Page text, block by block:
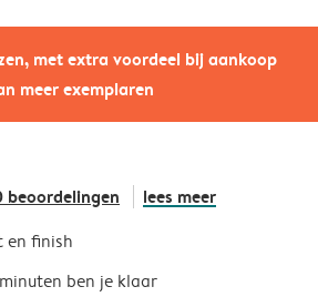
met extra voordeel bij aankoop
meer exemplaren
beoordelingen lees meer
en finish
ben je klaar